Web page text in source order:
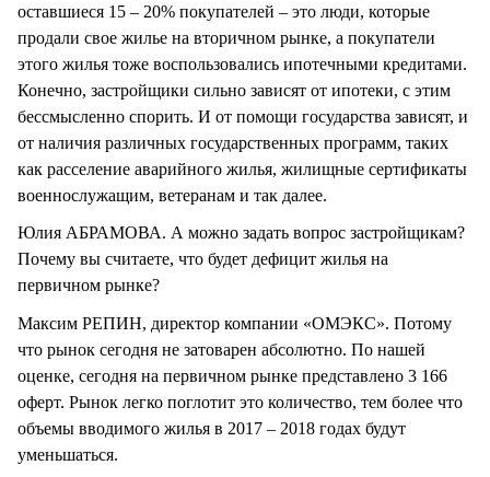
оставшиеся 15 – 20% покупателей – это люди, которые
продали свое жилье на вторичном рынке, а покупатели
этого жилья тоже воспользовались ипотечными кредитами.
Конечно, застройщики сильно зависят от ипотеки, с этим
бессмысленно спорить. И от помощи государства зависят, и
от наличия различных государственных программ, таких
как расселение аварийного жилья, жилищные сертификаты
военнослужащим, ветеранам и так далее.
Юлия АБРАМОВА. А можно задать вопрос застройщикам?
Почему вы считаете, что будет дефицит жилья на
первичном рынке?
Максим РЕПИН, директор компании «ОМЭКС». Потому
что рынок сегодня не затоварен абсолютно. По нашей
оценке, сегодня на первичном рынке представлено 3 166
оферт. Рынок легко поглотит это количество, тем более что
объемы вводимого жилья в 2017 – 2018 годах будут
уменьшаться.